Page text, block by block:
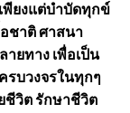
พียงแต่บำบัดทุกข์
ชาติ ศาสนา
ยทาง เพื่อเป็น
บวงจรในทุกๆ
ชีวิต รักษาชีวิต